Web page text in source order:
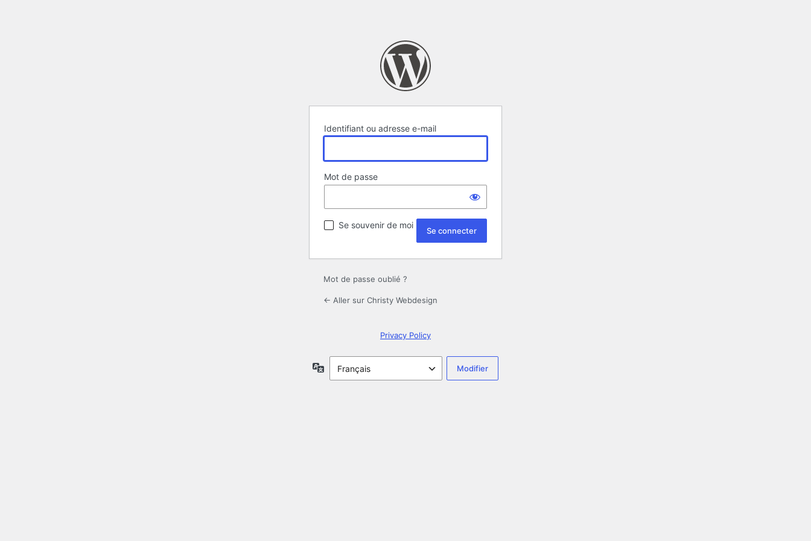
Identifiant ou adresse e-mail
Mot de passe
Se souvenir de moi
Mot de passe oublié ?
← Aller sur Christy Webdesign
Privacy Policy
Langue